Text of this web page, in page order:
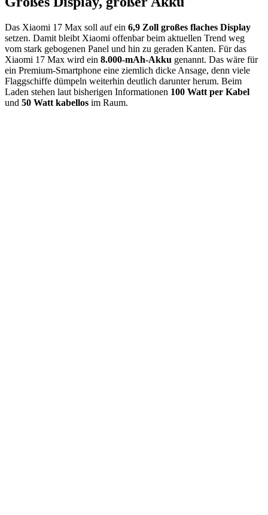
Das Xiaomi 17 Max soll auf ein 6,9 Zoll großes flaches Display
setzen. Damit bleibt Xiaomi offenbar beim aktuellen Trend weg
vom stark gebogenen Panel und hin zu geraden Kanten. Für das
Xiaomi 17 Max wird ein 8.000-mAh-Akku genannt. Das wäre für
ein Premium-Smartphone eine ziemlich dicke Ansage, denn viele
Flaggschiffe dümpeln weiterhin deutlich darunter herum. Beim
Laden stehen laut bisherigen Informationen 100 Watt per Kabel
und 50 Watt kabellos im Raum.